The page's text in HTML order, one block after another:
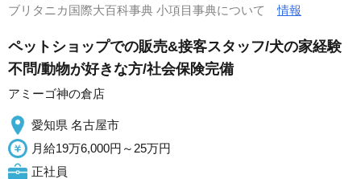
ブリタニカ国際大百科事典 小項目事典について情報
ペットショップでの販売&接客スタッフ/犬の家経験
不問/動物が好きな方/社会保険完備
アミーゴ神の倉店
愛知県 名古屋市
月給19万6,000円～25万円
正社員